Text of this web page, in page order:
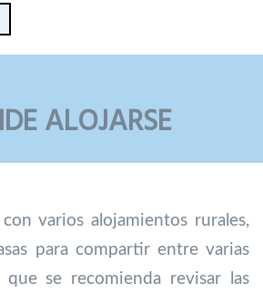
ALOJARSE
varios alojamientos rurales,
para compartir entre varias
se recomienda revisar las